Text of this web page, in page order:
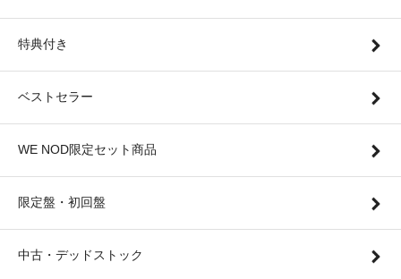
特典付き
ベストセラー
WE NOD限定セット商品
限定盤・初回盤
中古・デッドストック